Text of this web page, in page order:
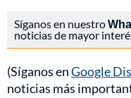
Síganos en nuestro
noticias de mayor
(Síganos enGoogle
noticias más